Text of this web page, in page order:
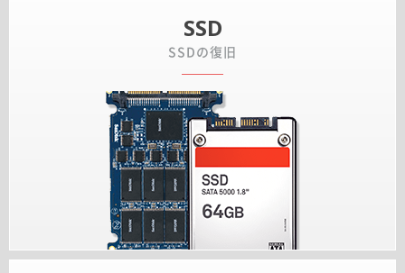
SSD
SSDの復旧